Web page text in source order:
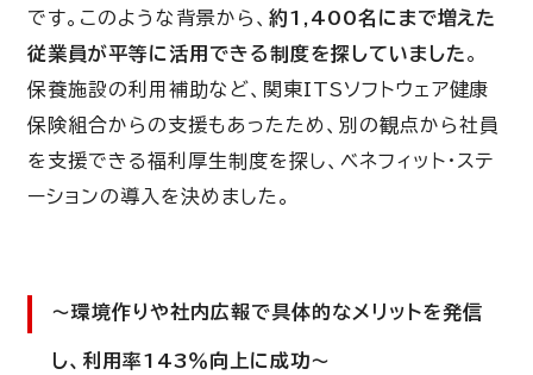
です。このような背景から、 約1,400名にまで増えた
従業員が平等に活用できる制度を探していました。
保養施設の利用補助など、関東ITSソフトウェア健康
保険組合からの支援もあったため、別の観点から社員
を支援できる福利厚生制度を探し、ベネフィット・ステ
ーションの導入を決めました。
〜環境作りや社内広報で具体的なメリットを発信
し、 利用率143％向上に成功〜